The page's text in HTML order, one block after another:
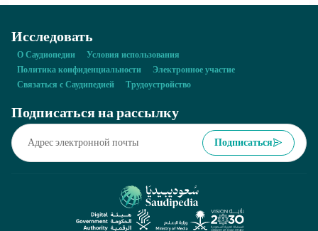
Исследовать
О Саудиопедии
Условия использования
Политика конфиденциальности
Электронное участие
Связаться с Саудипедией
Трудоустройство
Подписаться на рассылку
Подписаться